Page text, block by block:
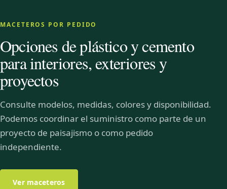
MACETEROS POR PEDIDO
Opciones de plástico y cemento
para interiores, exteriores y
proyectos
Consulte modelos, medidas, colores y disponibilidad.
Podemos coordinar el suministro como parte de un
proyecto de paisajismo o como pedido
independiente.
Ver maceteros